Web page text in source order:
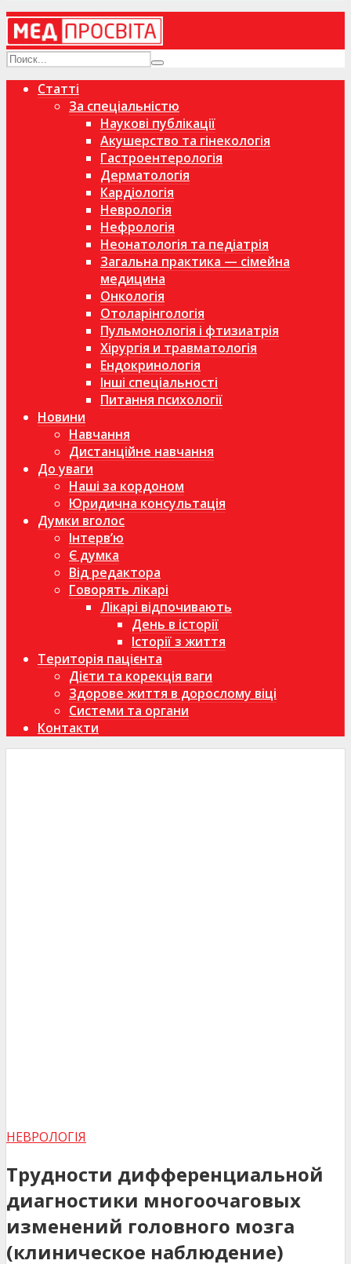
Статті
За спеціальністю
Наукові публікації
Акушерство та гінекологія
Гастроентерологія
Дерматологія
Кардіологія
Неврологія
Нефрологія
Неонатологія та педіатрія
Загальна практика — сімейна
медицина
Онкологія
Отоларінгологія
Пульмонологія і фтизиатрія
Хірургія и травматологія
Ендокринологія
Інші спеціальності
Питання психології
Новини
Навчання
Дистанційне навчання
До уваги
Наші за кордоном
Юридична консультація
Думки вголос
Інтерв’ю
Є думка
Від редактора
Говорять лікарі
Лікарі відпочивають
День в історії
Історії з життя
Територія пацієнта
Дієти та корекція ваги
Здорове життя в дорослому віці
Системи та органи
Контакти
НЕВРОЛОГІЯ
Трудности дифференциальной
диагностики многоочаговых
изменений головного мозга
(клиническое наблюдение)